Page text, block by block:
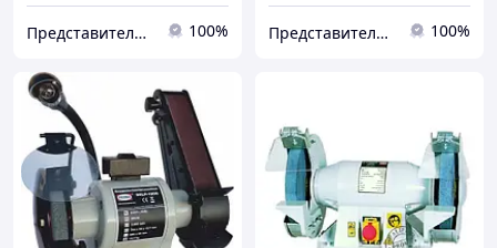
Представительство PROMA в Украине ООО "ПРОМА СТ" 100% Представительство PROMA в Украине ООО "ПРОМА СТ" 100%